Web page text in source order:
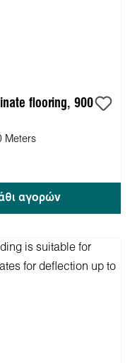
flooring, 900
Meters
αγορών